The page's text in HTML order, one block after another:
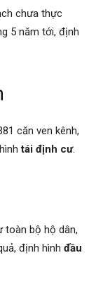
chưa thực
5 năm tới, định
căn ven kênh,
tái định cư.
toàn bộ hộ dân,
định hình đầu